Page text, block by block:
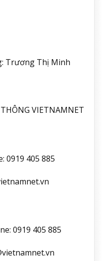
Trương Thị Minh
VIETNAMNET
0919 405 885
0919 405 885